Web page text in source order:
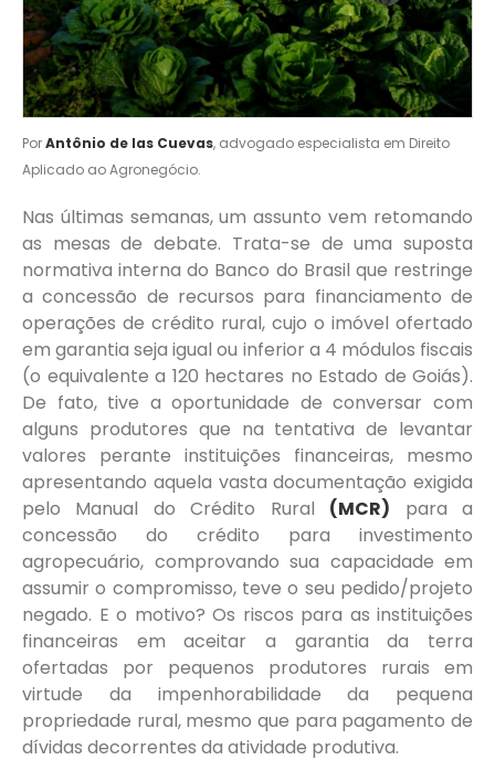
PorAntônio de las Cuevas, advogado especialista em Direito
Aplicado ao Agronegócio.
Nas últimas semanas, um assunto vem retomando
as mesas de debate. Trata-se de uma suposta
normativa interna do Banco do Brasil que restringe
a concessão de recursos para financiamento de
operações de crédito rural, cujo o imóvel ofertado
em garantia seja igual ou inferior a 4 módulos fiscais
(o equivalente a 120 hectares no Estado de Goiás).
De fato, tive a oportunidade de conversar com
alguns produtores que na tentativa de levantar
valores perante instituições financeiras, mesmo
apresentando aquela vasta documentação exigida
pelo Manual do Crédito Rural (MCR) para a
concessão do crédito para investimento
agropecuário, comprovando sua capacidade em
assumir o compromisso, teve o seu pedido/projeto
negado. E o motivo? Os riscos para as instituições
financeiras em aceitar a garantia da terra
ofertadas por pequenos produtores rurais em
virtude da impenhorabilidade da pequena
propriedade rural, mesmo que para pagamento de
dívidas decorrentes da atividade produtiva.